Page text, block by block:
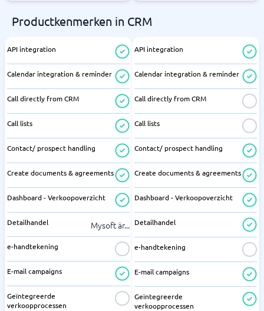
Productkenmerken in CRM
API integration
Calendar integration & reminder
Call directly from CRM
Call lists
Contact/ prospect handling
Create documents & agreements
Dashboard - Verkoopoverzicht
Detailhandel Mysoft är...
e-handtekening
E-mail campaigns
Geïntegreerde
verkoopprocessen
API integration
Calendar integration & reminder
Call directly from CRM
Call lists
Contact/ prospect handling
Create documents & agreements
Dashboard - Verkoopoverzicht
Detailhandel
e-handtekening
E-mail campaigns
Geïntegreerde
verkoopprocessen